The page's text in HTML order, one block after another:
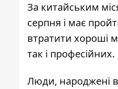
За китайським
серпня і має
втратити хороші
так і професійних.
Люди, народжені в